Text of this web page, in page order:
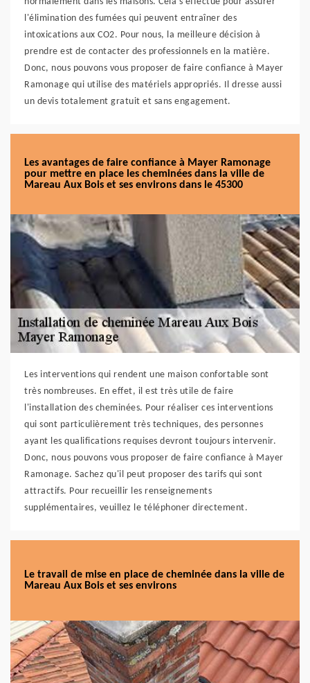
l'élimination des fumées qui peuvent entraîner des
intoxications aux CO2. Pour nous, la meilleure décision à
prendre est de contacter des professionnels en la matière.
Donc, nous pouvons vous proposer de faire confiance à Mayer
Ramonage qui utilise des matériels appropriés. Il dresse aussi
un devis totalement gratuit et sans engagement.
Les avantages de faire confiance à Mayer Ramonage
pour mettre en place les cheminées dans la ville de
Mareau Aux Bois et ses environs dans le 45300
Les interventions qui rendent une maison confortable sont
très nombreuses. En effet, il est très utile de faire
l'installation des cheminées. Pour réaliser ces interventions
qui sont particulièrement très techniques, des personnes
ayant les qualifications requises devront toujours intervenir.
Donc, nous pouvons vous proposer de faire confiance à Mayer
Ramonage. Sachez qu'il peut proposer des tarifs qui sont
attractifs. Pour recueillir les renseignements
supplémentaires, veuillez le téléphoner directement.
Le travail de mise en place de cheminée dans la ville de
Mareau Aux Bois et ses environs